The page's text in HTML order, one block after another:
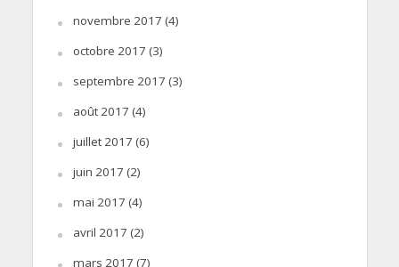
novembre 2017 (4)
octobre 2017 (3)
septembre 2017 (3)
août 2017 (4)
juillet 2017 (6)
juin 2017 (2)
mai 2017 (4)
avril 2017 (2)
mars 2017 (7)